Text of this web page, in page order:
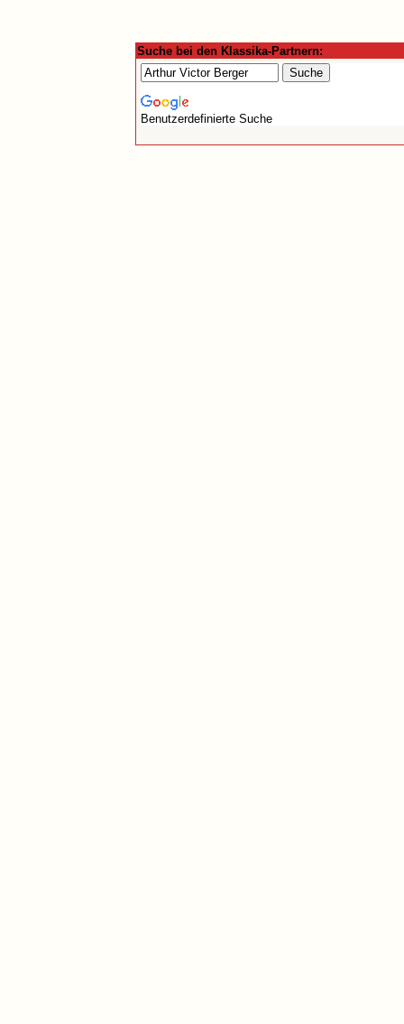
Suche bei den Klassika-Partnern:
Benutzerdefinierte Suche